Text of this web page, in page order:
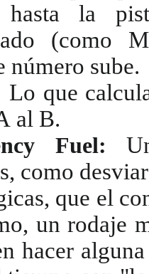
hasta la
(como
número sube.
Lo que
al B.
Fuel:
como
que el
un rodaje
hacer